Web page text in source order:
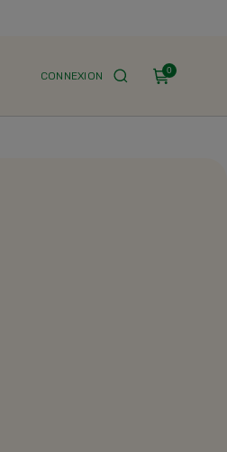
CONNEXION 0